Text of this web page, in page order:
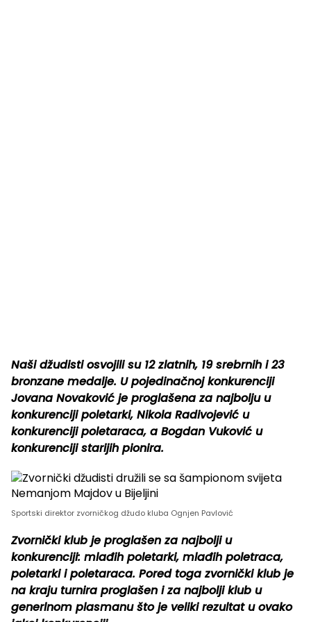
Naši džudisti osvojili su 12 zlatnih, 19 srebrnih i 23
bronzane medalje. U pojedinačnoj konkurenciji
Jovana Novaković je proglašena za najbolju u
konkurenciji poletarki, Nikola Radivojević u
konkurenciji poletaraca, a Bogdan Vuković u
konkurenciji starijih pionira.
Sportski direktor zvorničkog džudo kluba Ognjen Pavlović
Zvornički klub je proglašen za najbolji u
konkurenciji: mlađih poletarki, mlađih poletraca,
poletarki i poletaraca. Pored toga zvornički klub je
na kraju turnira proglašen i za najbolji klub u
generlnom plasmanu što je veliki rezultat u ovako